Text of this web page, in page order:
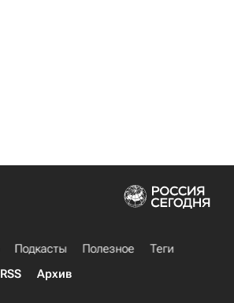
Подкасты Полезное
Теги
RSS Архив